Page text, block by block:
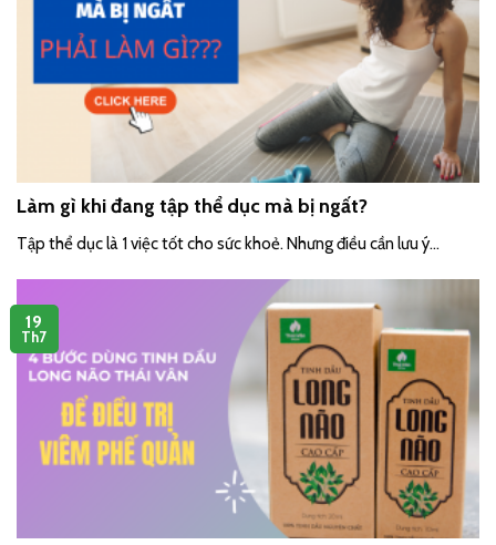
Làm gì khi đang tập thể dục mà bị ngất?
Tập thể dục là 1 việc tốt cho sức khoẻ. Nhưng điều cần lưu ý...
19
Th7